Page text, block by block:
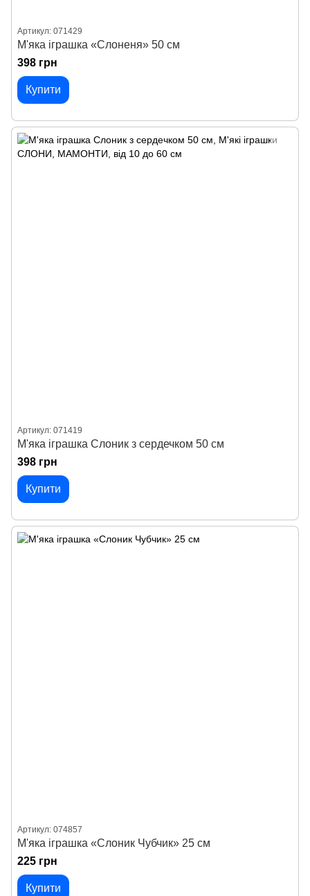
Артикул: 071429
М'яка іграшка «Слоненя» 50 см
398 грн
Купити
Артикул: 071419
М'яка іграшка Слоник з сердечком 50 см
398 грн
Купити
Артикул: 074857
М'яка іграшка «Слоник Чубчик» 25 см
225 грн
Купити